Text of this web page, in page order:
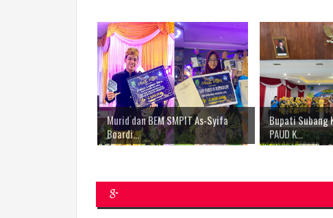
Murid dan BEM SMPIT As-Syifa
Boardi...
Bupati Subang
PAUD K...